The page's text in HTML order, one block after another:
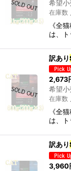
希望小
在庫数
《全
は、
訳あり
2,673
希望小
在庫数
《全
は、
訳あり
3,960